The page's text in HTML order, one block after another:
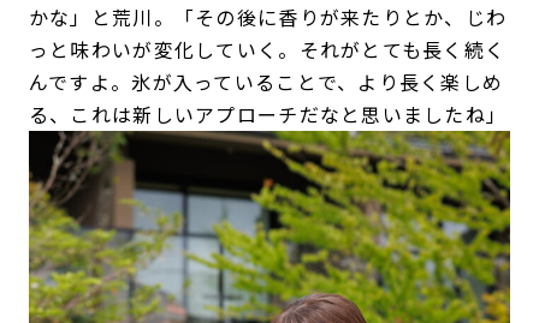
かな」と荒川。「その後に香りが来たりとか、じわ
っと味わいが変化していく。それがとても長く続く
んですよ。氷が入っていることで、より長く楽しめ
る、これは新しいアプローチだなと思いましたね」